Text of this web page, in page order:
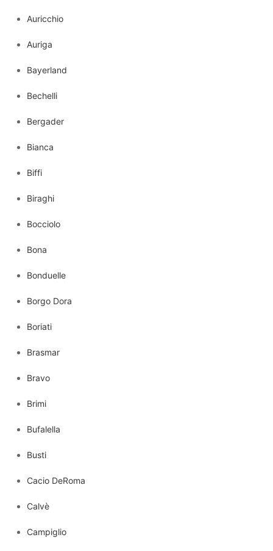
Auricchio
Auriga
Bayerland
Bechelli
Bergader
Bianca
Biffi
Biraghi
Bocciolo
Bona
Bonduelle
Borgo Dora
Boriati
Brasmar
Bravo
Brimi
Bufalella
Busti
Cacio DeRoma
Calvè
Campiglio